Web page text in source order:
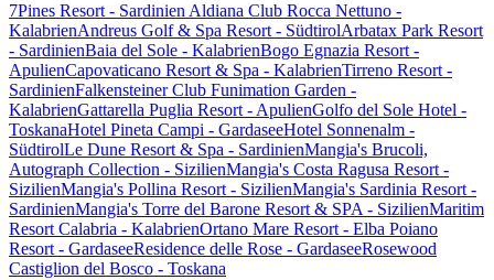
7Pines Resort - Sardinien Aldiana Club Rocca Nettuno -
KalabrienAndreus Golf & Spa Resort - SüdtirolArbatax Park Resort
- SardinienBaia del Sole - KalabrienBogo Egnazia Resort -
ApulienCapovaticano Resort & Spa - KalabrienTirreno Resort -
SardinienFalkensteiner Club Funimation Garden -
KalabrienGattarella Puglia Resort - ApulienGolfo del Sole Hotel -
ToskanaHotel Pineta Campi - GardaseeHotel Sonnenalm -
SüdtirolLe Dune Resort & Spa - SardinienMangia's Brucoli,
Autograph Collection - SizilienMangia's Costa Ragusa Resort -
SizilienMangia's Pollina Resort - SizilienMangia's Sardinia Resort -
SardinienMangia's Torre del Barone Resort & SPA - SizilienMaritim
Resort Calabria - KalabrienOrtano Mare Resort - Elba Poiano
Resort - GardaseeResidence delle Rose - GardaseeRosewood
Castiglion del Bosco - Toskana